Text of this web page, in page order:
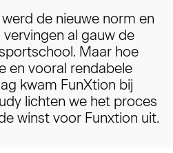
de nieuwe norm en
al gauw de
Maar hoe
en vooral rendabele
kwam FunXtion bij
lichten we het proces
winst voor Funxtion uit.